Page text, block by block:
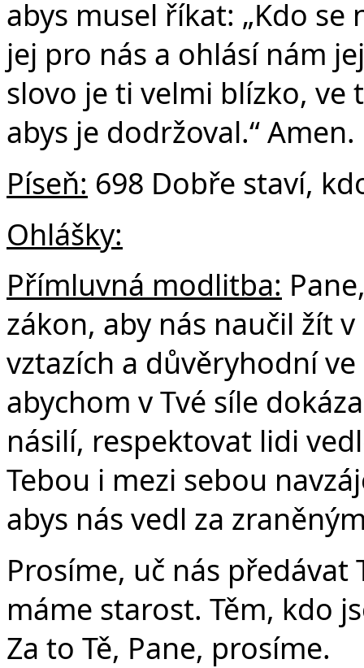
abys musel říkat: „Kdo
jej pro nás a ohlásí nám
slovo je ti velmi blízko, ve
abys je dodržoval.“ Amen.
Píseň: 698 Dobře staví,
Ohlášky:
Přímluvná modlitba:
zákon, aby nás naučil žít
vztazích a důvěryhodní
abychom v Tvé síle
násilí, respektovat lidi
Tebou i mezi sebou
abys nás vedl za
Prosíme, uč nás
máme starost. Těm, kdo
Za to Tě, Pane, prosíme.